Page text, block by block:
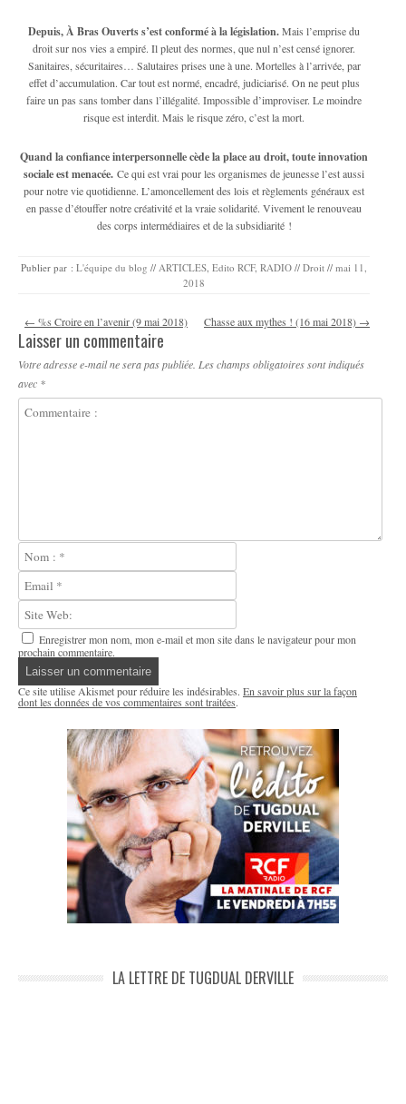
Depuis, À Bras Ouverts s’est conformé à la législation.Mais l’emprise du
droit sur nos vies a empiré. Il pleut des normes, que nul n’est censé ignorer.
Sanitaires, sécuritaires… Salutaires prises une à une. Mortelles à l’arrivée, par
effet d’accumulation. Car tout est normé, encadré, judiciarisé. On ne peut plus
faire un pas sans tomber dans l’illégalité. Impossible d’improviser. Le moindre
risque est interdit. Mais le risque zéro, c’est la mort.
Quand la confiance interpersonnelle cède la place au droit, toute innovation
sociale est menacée. Ce qui est vrai pour les organismes de jeunesse l’est aussi
pour notre vie quotidienne. L’amoncellement des lois et règlements généraux est
en passe d’étouffer notre créativité et la vraie solidarité. Vivement le renouveau
des corps intermédiaires et de la subsidiarité !
Publier par : L'équipe du blog // ARTICLES Edito RCF, RADIO // Droit // mai 11,
2018
Navigation des articles
← %s Croire en l’avenir (9 mai 2018) Chasse aux mythes ! (16 mai 2018) →
Laisser un commentaire
Votre adresse e-mail ne sera pas publiée. Les champs obligatoires sont indiqués
avec *
Enregistrer mon nom, mon e-mail et mon site dans le navigateur pour mon
prochain commentaire.
Ce site utilise Akismet pour réduire les indésirables. En savoir plus sur la façon
dont les données de vos commentaires sont traitées.
LA LETTRE DE TUGDUAL DERVILLE